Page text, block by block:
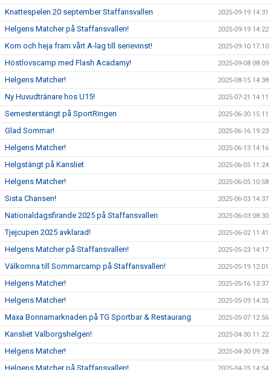
Knattespelen 20 september Staffansvallen 2025-09-19 14:31
Helgens Matcher på Staffansvallen! 2025-09-19 14:22
Kom och heja fram vårt A-lag till serievinst! 2025-09-10 17:10
Höstlovscamp med Flash Acadamy! 2025-09-08 08:09
Helgens Matcher! 2025-08-15 14:38
Ny Huvudtränare hos U15! 2025-07-21 14:11
Semesterstängt på SportRingen 2025-06-30 15:11
Glad Sommar! 2025-06-16 19:23
Helgens Matcher! 2025-06-13 14:16
Helgstängt på Kansliet 2025-06-05 11:24
Helgens Matcher! 2025-06-05 10:58
Sista Chansen! 2025-06-03 14:37
Nationaldagsfirande 2025 på Staffansvallen 2025-06-03 08:30
Tjejcupen 2025 avklarad! 2025-06-02 11:41
Helgens Matcher på Staffansvallen! 2025-05-23 14:17
Välkomna till Sommarcamp på Staffansvallen! 2025-05-19 12:01
Helgens Matcher! 2025-05-16 13:37
Helgens Matcher! 2025-05-09 14:35
Maxa Bonnamarknaden på TG Sportbar & Restaurang 2025-05-07 12:56
Kansliet Valborgshelgen! 2025-04-30 11:22
Helgens Matcher! 2025-04-30 09:28
Helgens Matcher på Staffansvallen!